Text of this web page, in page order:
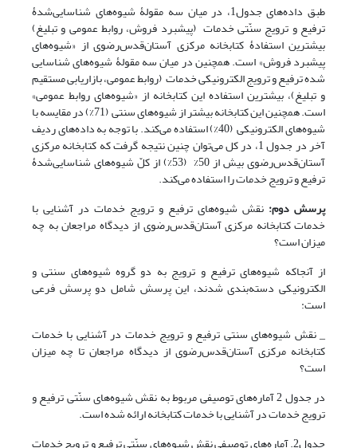
طبق داده‌های جدول1، در میان سه مقولۀ شیوه‌های شناسایی‌شدۀ
ترفیع و ترویج سنّتی خدمات (پیشبرد فروش، روابط عمومی و تبلیغ)
بیشترین استفادۀ کتابخانه مرکزی آستان‌قدس‌رضوی از «شیوه‌های
پیشبرد فروش» است. همچنین در میان سه مقولۀ شیوه‌های شناسایی
شده ترفیع و ترویج الکترونیکی خدمات (روابط عمومی، بازاریابی مستقیم
و تبلیغ)، بیشترین استفاده این کتابخانه از «شیوه‌های روابط عمومی»
است. همچنین این کتابخانه بیشتر از شیوه‌های سنتی (71%) در مقایسه با
شیوه‌های الکترونیکی (40%) استفاده می‌کند. با توجه به داده‌های ردیف
آخر در جدول 1، در کل می‌توان چنین نتیجه گرفت که کتابخانه مرکزی
آستان‌قدس‌رضوی بیش از 50% (53%) از کلّ شیوه‌های شناسایی‌شدۀ
ترفیع و ترویج خدمات را استفاده می‌کند.
پرسش دوم: نقش شیوه‌های ترفیع و ترویج خدمات در آشنایی با
خدمات کتابخانه مرکزی آستان‌قدس‌رضوی از دیدگاه مراجعان به چه
میزان است؟
از آنجا‌که شیوه‌های ترفیع و ترویج به دو گروه شیوه‌های سنتی و
الکترونیکی دسته‌بندی شدند، این پرسش شامل دو پرسش فرعی
است:
_ نقش شیوه‌های سنتی ترفیع و ترویج خدمات در آشنایی با خدمات
کتابخانه مرکزی آستان‌قدس‌رضوی از دیدگاه مراجعان تا چه میزان
است؟
در جدول 2 آماره‌های توصیفی مربوط به نقش شیوه‌های سنّتی ترفیع و
ترویج خدمات در آشنایی با خدمات کتابخانه ارائه شده است.